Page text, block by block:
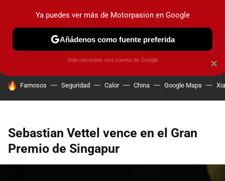
PRUEBAS COCHES ELÉCTRICOS OBSERVATORIO
HOY SE HABLA DE
Famosos Seguridad Calor China Google Maps
Sebastian Vettel vence en el Gran
Premio de Singapur
×
Ya puedes ver más de Motorpasion en Google
Añádenos como fuente preferida
Solo necesitas una cuenta de Google